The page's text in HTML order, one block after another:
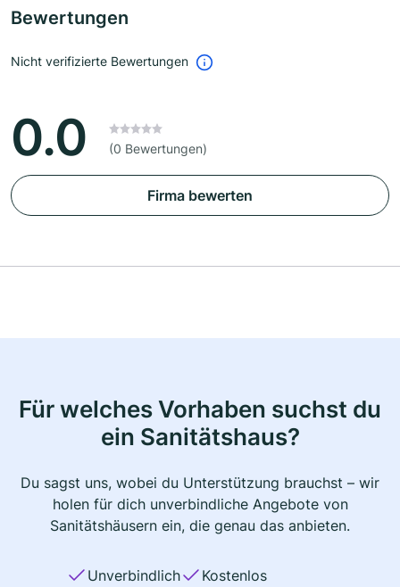
Bewertungen
Nicht verifizierte Bewertungen
0.0 (0 Bewertungen)
Firma bewerten
Für welches Vorhaben suchst du
ein Sanitätshaus?
Du sagst uns, wobei du Unterstützung brauchst – wir
holen für dich unverbindliche Angebote von
Sanitätshäusern ein, die genau das anbieten.
Unverbindlich
Kostenlos